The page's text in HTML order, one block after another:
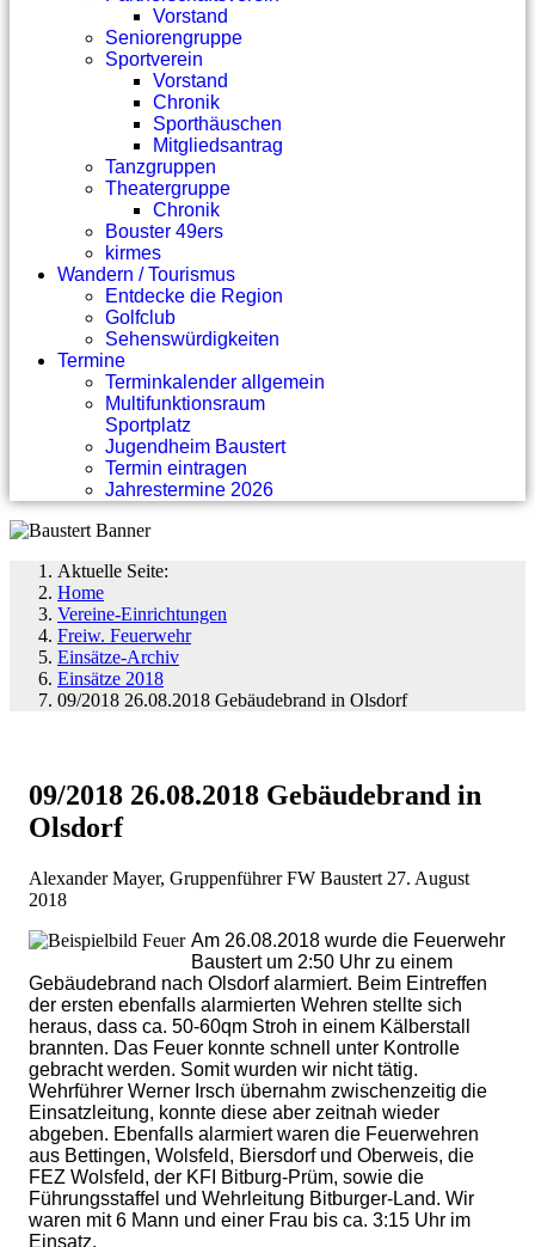
Vorstand
Seniorengruppe
Sportverein
Vorstand
Chronik
Sporthäuschen
Mitgliedsantrag
Tanzgruppen
Theatergruppe
Chronik
Bouster 49ers
kirmes
Wandern / Tourismus
Entdecke die Region
Golfclub
Sehenswürdigkeiten
Termine
Terminkalender allgemein
Multifunktionsraum
Sportplatz
Jugendheim Baustert
Termin eintragen
Jahrestermine 2026
Aktuelle Seite:
Home
Vereine-Einrichtungen
Freiw. Feuerwehr
Einsätze-Archiv
Einsätze 2018
09/2018 26.08.2018 Gebäudebrand in Olsdorf
09/2018 26.08.2018 Gebäudebrand in
Olsdorf
Alexander Mayer, Gruppenführer FW Baustert 27. August
2018
Am 26.08.2018 wurde die Feuerwehr
Baustert um 2:50 Uhr zu einem
Gebäudebrand nach Olsdorf alarmiert. Beim Eintreffen
der ersten ebenfalls alarmierten Wehren stellte sich
heraus, dass ca. 50-60qm Stroh in einem Kälberstall
brannten. Das Feuer konnte schnell unter Kontrolle
gebracht werden. Somit wurden wir nicht tätig.
Wehrführer Werner Irsch übernahm zwischenzeitig die
Einsatzleitung, konnte diese aber zeitnah wieder
abgeben. Ebenfalls alarmiert waren die Feuerwehren
aus Bettingen, Wolsfeld, Biersdorf und Oberweis, die
FEZ Wolsfeld, der KFI Bitburg-Prüm, sowie die
Führungsstaffel und Wehrleitung Bitburger-Land. Wir
waren mit 6 Mann und einer Frau bis ca. 3:15 Uhr im
Einsatz.